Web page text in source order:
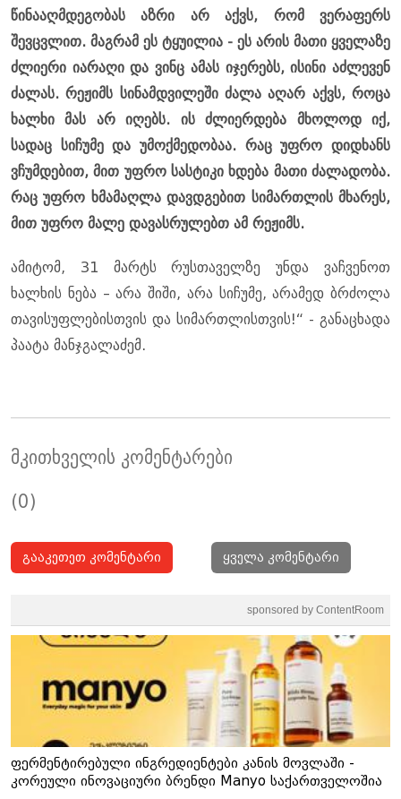
წინააღმდეგობას აზრი არ აქვს, რომ ვერაფერს
შევცვლით. მაგრამ ეს ტყუილია - ეს არის მათი ყველაზე
ძლიერი იარაღი და ვინც ამას იჯერებს, ისინი აძლევენ
ძალას. რეჟიმს სინამდვილეში ძალა აღარ აქვს, როცა
ხალხი მას არ იღებს. ის ძლიერდება მხოლოდ იქ,
სადაც სიჩუმე და უმოქმედობაა. რაც უფრო დიდხანს
ვჩუმდებით, მით უფრო სასტიკი ხდება მათი ძალადობა.
რაც უფრო ხმამაღლა დავდგებით სიმართლის მხარეს,
მით უფრო მალე დავასრულებთ ამ რეჟიმს.
ამიტომ, 31 მარტს რუსთაველზე უნდა ვაჩვენოთ
ხალხის ნება – არა შიში, არა სიჩუმე, არამედ ბრძოლა
თავისუფლებისთვის და სიმართლისთვის!“ - განაცხადა
პაატა მანჯგალაძემ.
მკითხველის კომენტარები
(0)
გააკეთეთ კომენტარი ყველა კომენტარი
sponsored by ContentRoom
ფერმენტირებული ინგრედიენტები კანის მოვლაში -
კორეული ინოვაციური ბრენდი Manyo საქართველოშია